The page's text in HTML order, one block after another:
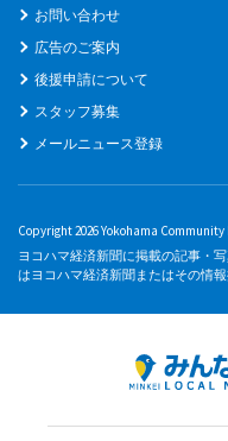
お問い合わせ
広告のご案内
後援申請について
スタッフ募集
メールニュース登録
Copyright 2026 Yokohama
ヨコハマ経済新聞に掲載の記事・
はヨコハマ経済新聞またはその情報